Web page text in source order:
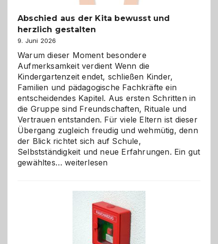
Abschied aus der Kita bewusst und
herzlich gestalten
9. Juni 2026
Warum dieser Moment besondere
Aufmerksamkeit verdient Wenn die
Kindergartenzeit endet, schließen Kinder,
Familien und pädagogische Fachkräfte ein
entscheidendes Kapitel. Aus ersten Schritten in
die Gruppe sind Freundschaften, Rituale und
Vertrauen entstanden. Für viele Eltern ist dieser
Übergang zugleich freudig und wehmütig, denn
der Blick richtet sich auf Schule,
Selbstständigkeit und neue Erfahrungen. Ein gut
gewähltes…Abschied
bewusst
herzlich
gestalten
weiterlesen